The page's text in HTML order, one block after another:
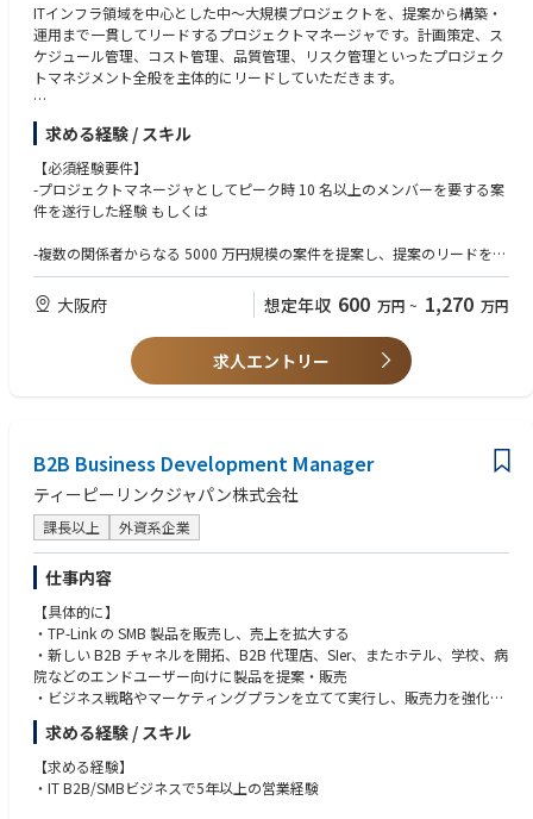
【担当製品】
サーバー本体、サーバー用のマザーボード、サーバー用のビデオカード、
ワークステーション
ITインフラ領域を中心とした中〜大規模プロジェクトを、提案から構築・
運用まで一貫してリードするプロジェクトマネージャです。計画策定、ス
ケジュール管理、コスト管理、品質管理、リスク管理といったプロジェク
トマネジメント全般を主体的にリードしていただきます。
【同ポジションの特徴】
◎提案から運用まで、全フェーズを通したアカウントリード
提案フェーズでは営業と連携しながら顧客要件を整理し、実現可能なプロ
ジェクト計画や体制、スコープを設計します。デリバリフェーズでは構築
部隊や協力会社を束ねてプロジェクト全体を統括し、保守・運用フェーズ
す。
◎多様な案件を通じたプロジェクトマネージャとしての成長機会
製造業、金融、公共など、業種や業務特性の異なる顧客に対して、多様な
ソリューション・規模のプロジェクトを担当します。同じ技術やソリュー
ションであっても、業界や顧客が変わればプロジェクトの進め方や関係
者、課題は大きく異なります。
求める経験 / スキル
【必須経験要件】
-プロジェクトマネージャとしてピーク時 10 名以上のメンバーを要する案
件を遂行した経験 もしくは
-複数の関係者からなる 5000 万円規模の案件を提案し、提案のリードをし
た経験
【知識、スキル要件】
-実施計画の策定、マスタースケジュール策定、進捗管理、コスト管理、問
題管理、品質管理、変更管理などを PMBOK など一般的なプロジェクト管
理手法に基づき案件をリードした経験
-お客様要件からアーキテクチャの検討・設計のリードをした経験 -お客様
の IT 課題・業務課題を把握・分析して、システム化の提案、技術リードし
た経験
-案件レベルでなく、お客様全体のビジネスを考えアカウントチームをリー
ドした経験 -お客様との困難な交渉、多数の社内関係者との調整、など高
度なコミュニケーションを必要とする調整経験
-チームメンバー、パートナーに指導的役割ができ、後進の育成をした経験
-ナレッジ共有としてデリバリ内容やテクニカルナレッジのレポート作成・
発表経験
大阪府 想定年収 600 万円 ~ 1,270 万円
求人エントリー
B2B Business Development Manager
ティーピーリンクジャパン株式会社
課長以上 外資系企業
仕事内容
【具体的に】
・TP-Link の SMB 製品を販売し、売上を拡大する
・新しい B2B チャネルを開拓、B2B 代理店、SIer、またホテル、学校、病
院などのエンドユーザー向けに製品を提案・販売
・ビジネス戦略やマーケティングプランを立てて実行し、販売力を強化す
る
求める経験 / スキル
【求める経験】
・IT B2B/SMBビジネスで5年以上の営業経験